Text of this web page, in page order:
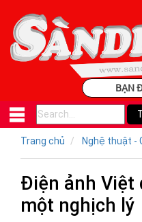
BẠN
Trang chủ Nghệ thuật -
Điện ảnh Việt
một nghịch lý